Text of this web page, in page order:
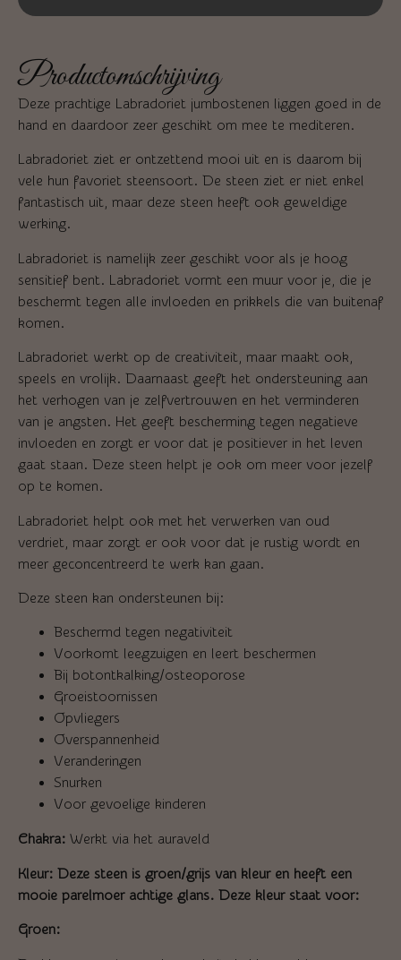
Productomschrijving
Deze prachtige Labradoriet jumbostenen liggen goed in de
hand en daardoor zeer geschikt om mee te mediteren.
Labradoriet ziet er ontzettend mooi uit en is daarom bij
vele hun favoriet steensoort. De steen ziet er niet enkel
fantastisch uit, maar deze steen heeft ook geweldige
werking.
Labradoriet is namelijk zeer geschikt voor als je hoog
sensitief bent. Labradoriet vormt een muur voor je, die je
beschermt tegen alle invloeden en prikkels die van buitenaf
komen.
Labradoriet werkt op de creativiteit, maar maakt ook,
speels en vrolijk. Daarnaast geeft het ondersteuning aan
het verhogen van je zelfvertrouwen en het verminderen
van je angsten. Het geeft bescherming tegen negatieve
invloeden en zorgt er voor dat je positiever in het leven
gaat staan. Deze steen helpt je ook om meer voor jezelf
op te komen.
Labradoriet helpt ook met het verwerken van oud
verdriet, maar zorgt er ook voor dat je rustig wordt en
meer geconcentreerd te werk kan gaan.
Deze steen kan ondersteunen bij:
Beschermd tegen negativiteit
Voorkomt leegzuigen en leert beschermen
Bij botontkalking/osteoporose
Groeistoornissen
Opvliegers
Overspannenheid
Veranderingen
Snurken
Voor gevoelige kinderen
Chakra: Werkt via het auraveld
Kleur: Deze steen is groen/grijs van kleur en heeft een
mooie parelmoer achtige glans. Deze kleur staat voor:
Groen: